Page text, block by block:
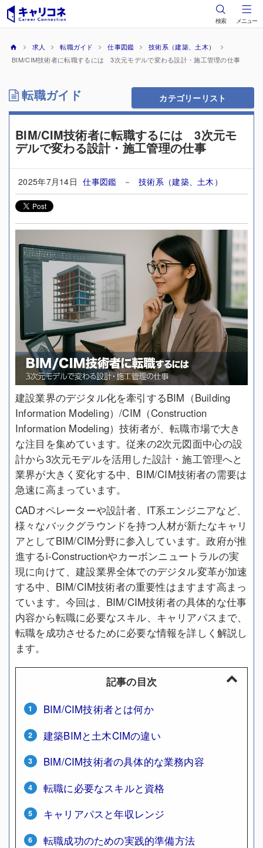
検索 メニュー
求人 転職ガイド 仕事図鑑
技術系（建築、土木）
BIM/CIM技術者に転職するには 3次元モデルで変わる設計・施工管理の仕事
転職ガイド カテゴリーリスト
BIM/CIM技術者に転職するには 3次元モ
デルで変わる設計・施工管理の仕事
2025年7月14日 仕事図鑑 －技術系（建築、土木）
建設業界のデジタル化を牽引するBIM（Building
Information Modeling）/CIM（Construction
Information Modeling）技術者が、転職市場で大き
な注目を集めています。従来の2次元図面中心の設
計から3次元モデルを活用した設計・施工管理へと
業界が大きく変化する中、BIM/CIM技術者の需要は
急速に高まっています。
CADオペレーターや設計者、IT系エンジニアなど、
様々なバックグラウンドを持つ人材が新たなキャリ
アとしてBIM/CIM分野に参入しています。政府が推
進するi-Constructionやカーボンニュートラルの実
現に向けて、建設業界全体でのデジタル変革が加速
する中、BIM/CIM技術者の重要性はますます高まっ
ています。今回は、BIM/CIM技術者の具体的な仕事
内容から転職に必要なスキル、キャリアパスまで、
転職を成功させるために必要な情報を詳しく解説し
ます。
記事の目次
BIM/CIM技術者とは何か
建築BIMと土木CIMの違い
BIM/CIM技術者の具体的な業務内容
転職に必要なスキルと資格
キャリアパスと年収レンジ
転職成功のための実践的準備方法